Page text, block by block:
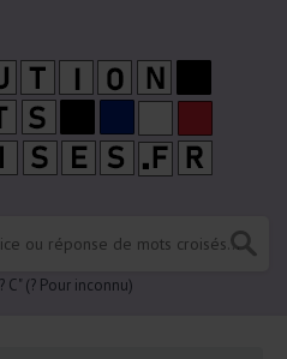
(? Pour inconnu)